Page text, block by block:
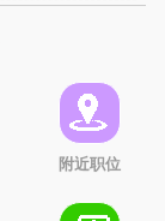
附近职位